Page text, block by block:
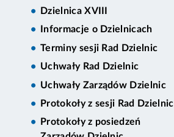
Dzielnica XVIII
Informacje o Dzielnicach
Terminy sesji Rad Dzielnic
Uchwały Rad Dzielnic
Uchwały Zarządów Dzielnic
Protokoły z sesji Rad Dzielnic
Protokoły z posiedzeń